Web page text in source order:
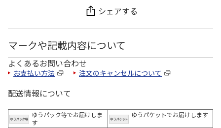
シェアする
マークや記載内容について
よくあるお問い合わせ
お支払い方法 注文のキャンセルについて
配送情報について
ゆうパック等でお届けしま
す
ゆうパケットでお届けします